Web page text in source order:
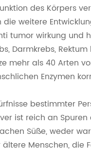
des Körpers
weitere
tumor wirkung und
Darmkrebs,
mehr als 40 Arten
Enzymen
bestimmter
ist reich an
Süße, weder
Menschen, die